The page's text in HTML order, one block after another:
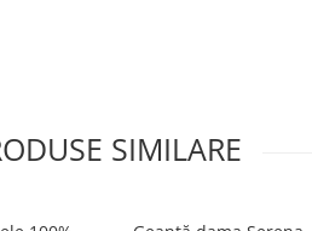
SIMILARE